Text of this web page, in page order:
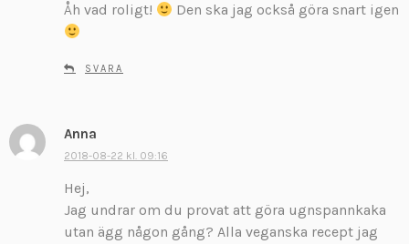
i
Åh vad roligt! Den ska jag också göra snart igen
SVARA
Anna
k
v
e
2018-08-22 kl. 09:16
Hej,
Jag undrar om du provat att göra ugnspannkaka
utan ägg någon gång? Alla veganska recept jag